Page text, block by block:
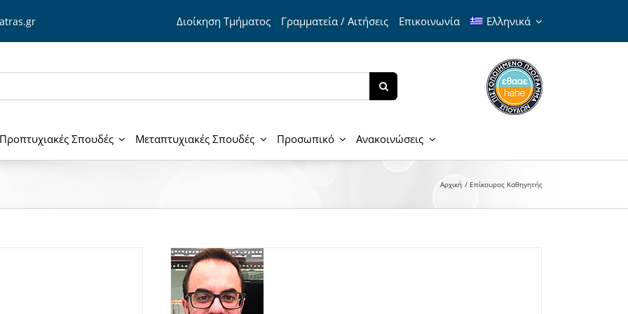
Διοίκηση Τμήματος Γραμματεία / Αιτήσεις Επικοινωνία Ελληνικά
Προπτυχιακές Σπουδές Μεταπτυχιακές Σπουδές Προσωπικό Ανακοινώσεις
Αρχική Επίκουρος Καθηγητής